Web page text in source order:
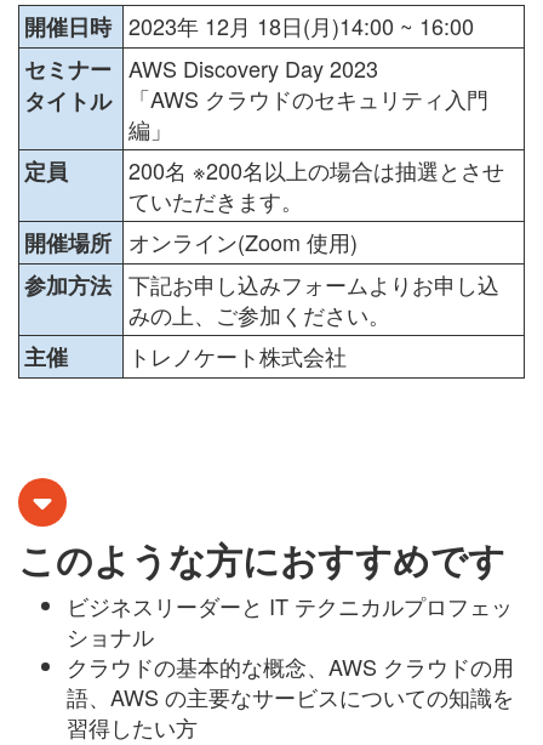
開催日時 2023年 12月 18日(月)14:00 ~ 16:00
セミナー
タイトル
AWS Discovery Day 2023
「AWS クラウドのセキュリティ入門
編」
定員
200名 ※200名以上の場合は抽選とさせ
ていただきます。
開催場所 オンライン(Zoom 使用)
参加方法 下記お申し込みフォームよりお申し込
みの上、ご参加ください。
主催
トレノケート株式会社
このような方におすすめです
ビジネスリーダーと IT テクニカルプロフェッ
ショナル
クラウドの基本的な概念、AWS クラウドの用
語、AWS の主要なサービスについての知識を
習得したい方